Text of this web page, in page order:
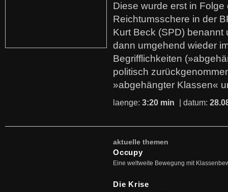
Diese wurde erst in
Reichtumsschere in der
Kurt Beck (SPD)
dann umgehend wieder
Begrifflichkeiten
politisch
»abgehängter Klassen«
laenge: 3:20 min | datum:
aktuelle themen
Occupy
Eine weltweite Bewegung mit
Die Krise